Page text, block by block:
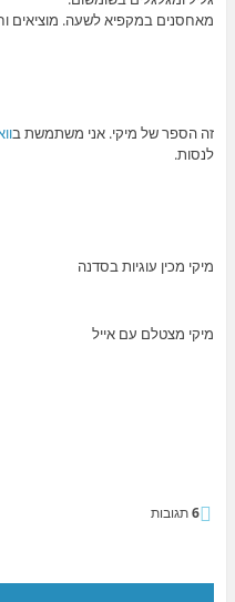
מאחסנים במקפיא לשעה. מוציאים
זה הספר של מיקי. אני משתמשת ב
לנסות.
מיקי מכין עוגיות בסדנה
מיקי מצטלם עם אייל
6תגובות